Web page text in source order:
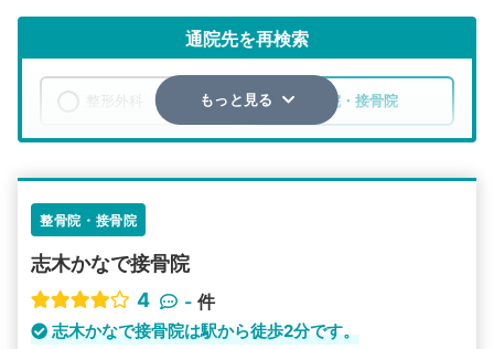
通院先を再検索
整骨院・接骨院
詳細条件で絞り込む
その他の検索方法
もっと見る
整骨院・接骨院
志木かなで接骨院
4
- 件
志木かなで接骨院は駅から徒歩2分です。